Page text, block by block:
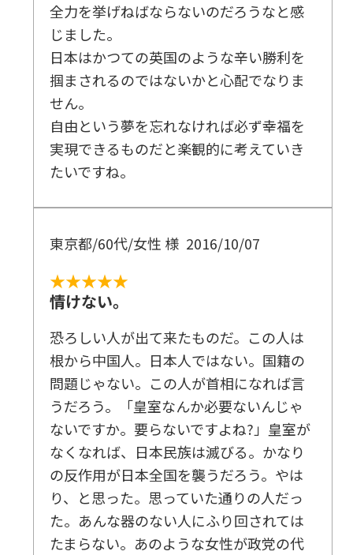
全力を挙げねばならないのだろうなと感
じました。
日本はかつての英国のような辛い勝利を
掴まされるのではないかと心配でなりま
せん。
自由という夢を忘れなければ必ず幸福を
実現できるものだと楽観的に考えていき
たいですね。
東京都/60代/女性 様 2016/10/07
★★★★★
情けない。
恐ろしい人が出て来たものだ。この人は
根から中国人。日本人ではない。国籍の
問題じゃない。この人が首相になれば言
うだろう。「皇室なんか必要ないんじゃ
ないですか。要らないですよね?」皇室が
なくなれば、日本民族は滅びる。かなり
の反作用が日本全国を襲うだろう。やは
り、と思った。思っていた通りの人だっ
た。あんな器のない人にふり回されては
たまらない。あのような女性が政党の代